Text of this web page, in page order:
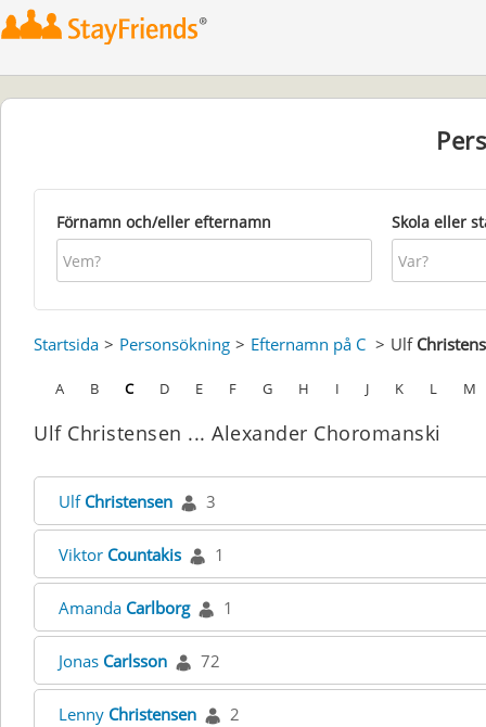
Förnamn och/eller efternamn Skola eller
Startsida Personsökning Efternamn på C Ulf
A B C D E F G H I J K L M
Ulf Christensen ... Alexander Choromanski
Ulf Christensen 3
Viktor Countakis 1
Amanda Carlborg 1
Jonas Carlsson 72
Lenny Christensen 2